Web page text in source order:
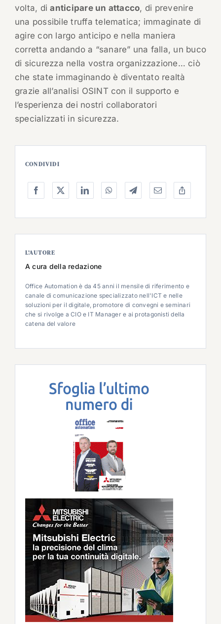
volta, dianticipare un attacco, di prevenire
una possibile truffa telematica; immaginate di
agire con largo anticipo e nella maniera
corretta andando a “sanare” una falla, un buco
di sicurezza nella vostra organizzazione… ciò
che state immaginando è diventato realtà
grazie all’analisi OSINT con il supporto e
l’esperienza dei nostri collaboratori
specializzati in sicurezza.
CONDIVIDI
L’AUTORE
A cura della redazione
Office Automation è da 45 anni il mensile di riferimento e
canale di comunicazione specializzato nell'ICT e nelle
soluzioni per il digitale, promotore di convegni e seminari
che si rivolge a CIO e IT Manager e ai protagonisti della
catena del valore